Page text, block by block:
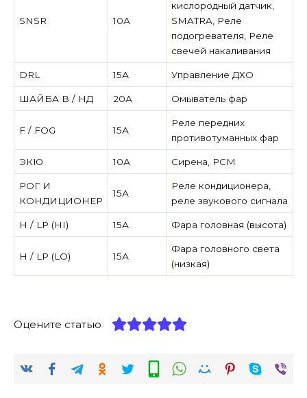
SNSR 10А
кислородный датчик,
SMATRA, Реле
подогревателя, Реле
свечей накаливания
DRL 15А Управление ДХО
ШАЙБА В / НД 20А Омыватель фар
F / FOG 15А
Реле передних
противотуманных фар
ЭКЮ 10А Сирена, PCM
РОГ И
КОНДИЦИОНЕР
15А
Реле кондиционера,
реле звукового сигнала
H / LP (HI) 15А Фара головная (высота)
H / LP (LO) 15А
Фара головного света
(низкая)
Оцените статью